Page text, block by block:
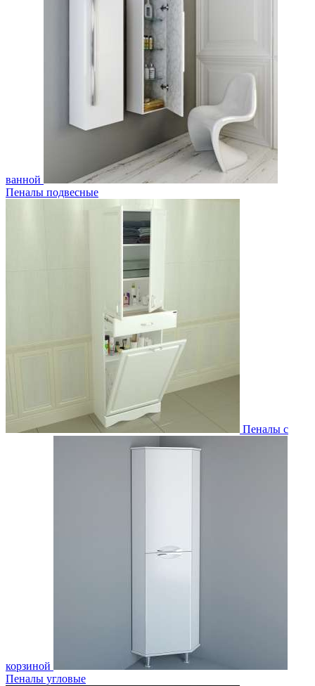
ванной
Пеналы подвесные
Пеналы с
корзиной
Пеналы угловые